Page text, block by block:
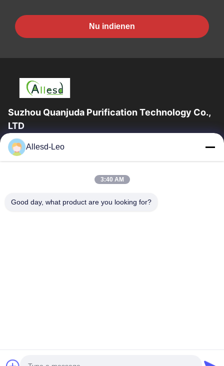
Nu indienen
Suzhou Quanjuda Purification Technology Co.,
LTD
16years ervaring, als belangrijke fabrikant en exporteur van
ESD & Cleanroom producten, bieden wij een volledige lijn van
Huis
Producten
Allesd-Leo
3:40 AM
Good day, what product are you looking for?